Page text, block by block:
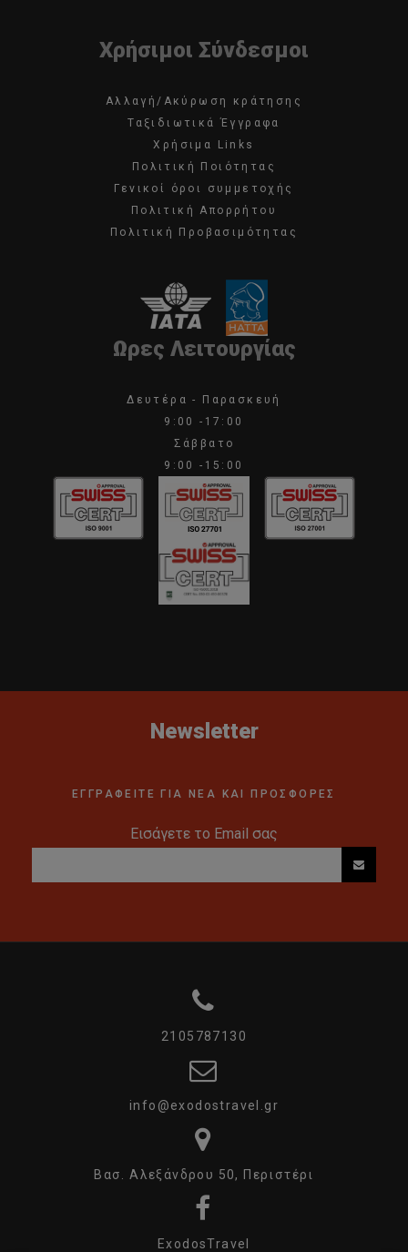
Χρήσιμοι Σύνδεσμοι
Αλλαγή/Ακύρωση κράτησης
Ταξιδιωτικά Έγγραφα
Χρήσιμα Links
Πολιτική Ποιότητας
Γενικοί όροι συμμετοχής
Πολιτική Απορρήτου
Πολιτική Προβασιμότητας
Ωρες Λειτουργίας
Δευτέρα - Παρασκευή
9:00 -17:00
Σάββατο
9:00 -15:00
Newsletter
ΕΓΓΡΑΦΕΙΤΕ ΓΙΑ ΝΕΑ ΚΑΙ ΠΡΟΣΦΟΡΕΣ
Εισάγετε το Email σας
2105787130
info@exodostravel.gr
Βασ. Αλεξάνδρου 50, Περιστέρι
ExodosTravel